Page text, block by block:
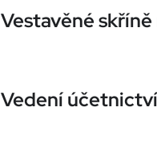
Vestavěné skříně
Vedení účetnictví